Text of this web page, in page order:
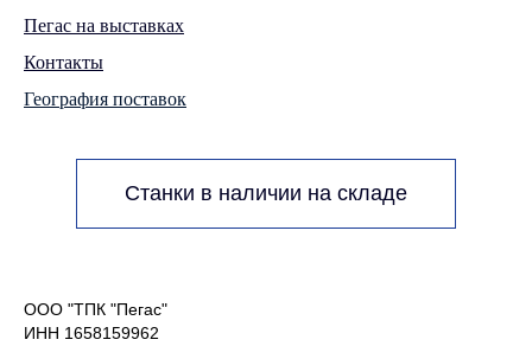
Пегас на выставках
Контакты
География поставок
Станки в наличии на складе
ООО "ТПК "Пегас"
ИНН 1658159962